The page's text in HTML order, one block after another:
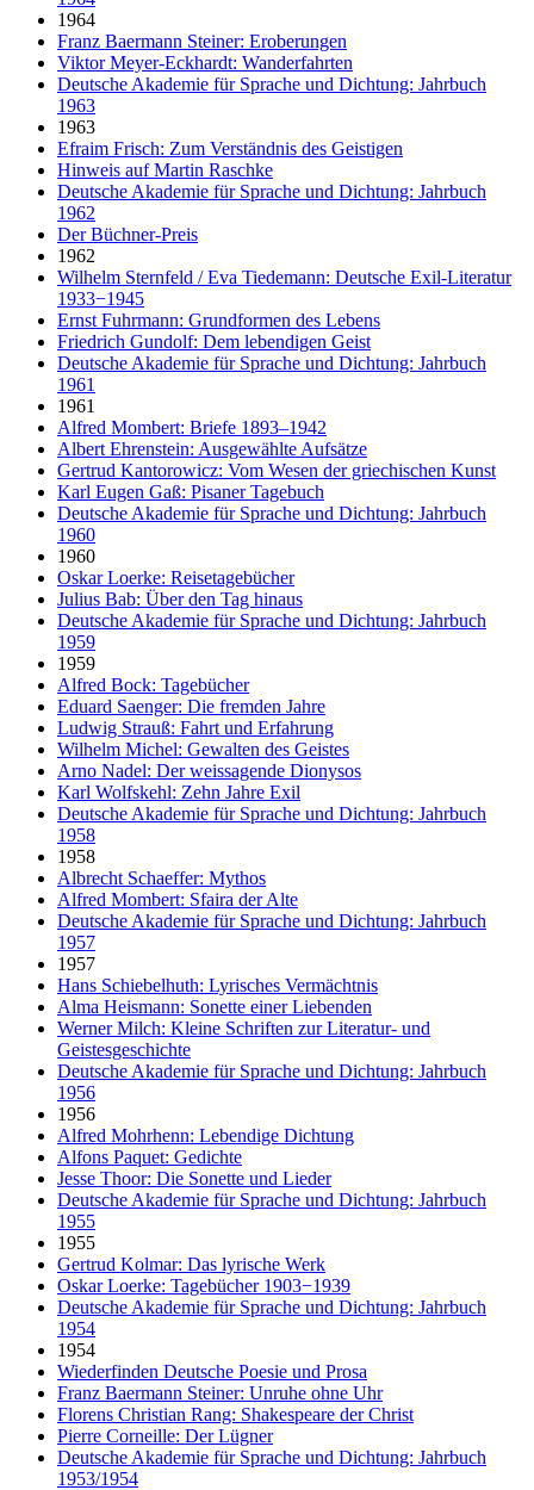
1964
Franz Baermann Steiner: Eroberungen
Viktor Meyer-Eckhardt: Wanderfahrten
Deutsche Akademie für Sprache und Dichtung: Jahrbuch
1963
1963
Efraim Frisch: Zum Verständnis des Geistigen
Hinweis auf Martin Raschke
Deutsche Akademie für Sprache und Dichtung: Jahrbuch
1962
Der Büchner-Preis
1962
Wilhelm Sternfeld / Eva Tiedemann: Deutsche Exil-Literatur
1933−1945
Ernst Fuhrmann: Grundformen des Lebens
Friedrich Gundolf: Dem lebendigen Geist
Deutsche Akademie für Sprache und Dichtung: Jahrbuch
1961
1961
Alfred Mombert: Briefe 1893–1942
Albert Ehrenstein: Ausgewählte Aufsätze
Gertrud Kantorowicz: Vom Wesen der griechischen Kunst
Karl Eugen Gaß: Pisaner Tagebuch
Deutsche Akademie für Sprache und Dichtung: Jahrbuch
1960
1960
Oskar Loerke: Reisetagebücher
Julius Bab: Über den Tag hinaus
Deutsche Akademie für Sprache und Dichtung: Jahrbuch
1959
1959
Alfred Bock: Tagebücher
Eduard Saenger: Die fremden Jahre
Ludwig Strauß: Fahrt und Erfahrung
Wilhelm Michel: Gewalten des Geistes
Arno Nadel: Der weissagende Dionysos
Karl Wolfskehl: Zehn Jahre Exil
Deutsche Akademie für Sprache und Dichtung: Jahrbuch
1958
1958
Albrecht Schaeffer: Mythos
Alfred Mombert: Sfaira der Alte
Deutsche Akademie für Sprache und Dichtung: Jahrbuch
1957
1957
Hans Schiebelhuth: Lyrisches Vermächtnis
Alma Heismann: Sonette einer Liebenden
Werner Milch: Kleine Schriften zur Literatur- und
Geistesgeschichte
Deutsche Akademie für Sprache und Dichtung: Jahrbuch
1956
1956
Alfred Mohrhenn: Lebendige Dichtung
Alfons Paquet: Gedichte
Jesse Thoor: Die Sonette und Lieder
Deutsche Akademie für Sprache und Dichtung: Jahrbuch
1955
1955
Gertrud Kolmar: Das lyrische Werk
Oskar Loerke: Tagebücher 1903−1939
Deutsche Akademie für Sprache und Dichtung: Jahrbuch
1954
1954
Wiederfinden Deutsche Poesie und Prosa
Franz Baermann Steiner: Unruhe ohne Uhr
Florens Christian Rang: Shakespeare der Christ
Pierre Corneille: Der Lügner
Deutsche Akademie für Sprache und Dichtung: Jahrbuch
1953/1954